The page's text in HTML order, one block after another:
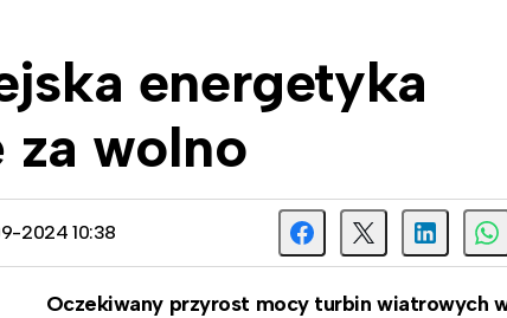
energetyka
wolno
2024 10:38
Oczekiwany przyrost mocy turbin wiatrowych